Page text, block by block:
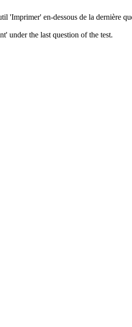
'Imprimer' en-dessous de la dernière
under the last question of the test.